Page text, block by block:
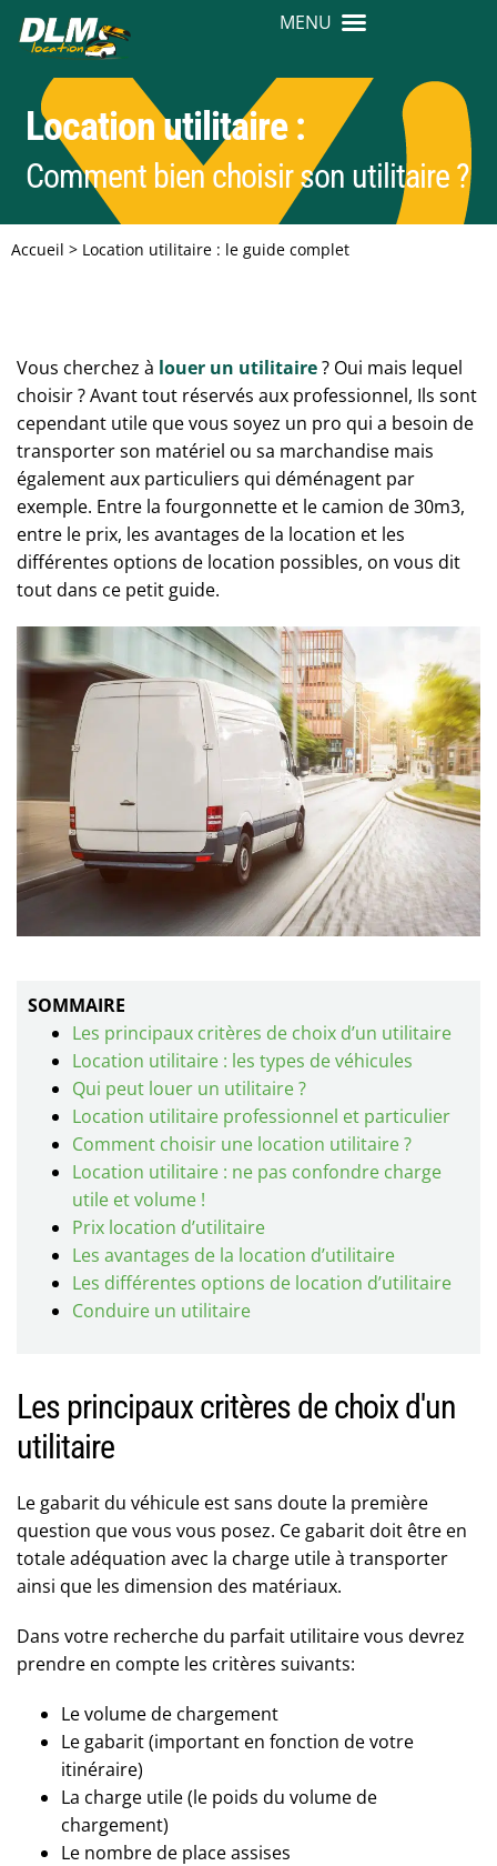
Location utilitaire :
Comment bien choisir son utilitaire ?
Accueil > Location utilitaire : le guide complet
Vous cherchez à louer un utilitaire? Oui mais lequel
choisir ? Avant tout réservés aux professionnel, Ils sont
cependant utile que vous soyez un pro qui a besoin de
transporter son matériel ou sa marchandise mais
également aux particuliers qui déménagent par
exemple. Entre la fourgonnette et le camion de 30m3,
entre le prix, les avantages de la location et les
différentes options de location possibles, on vous dit
tout dans ce petit guide.
SOMMAIRE
Les principaux critères de choix d’un utilitaire
Location utilitaire : les types de véhicules
Qui peut louer un utilitaire ?
Location utilitaire professionnel et particulier
Comment choisir une location utilitaire ?
Location utilitaire : ne pas confondre charge
utile et volume !
Prix location d’utilitaire
Les avantages de la location d’utilitaire
Les différentes options de location d’utilitaire
Conduire un utilitaire
Les principaux critères de choix d'un
utilitaire
Le gabarit du véhicule est sans doute la première
question que vous vous posez. Ce gabarit doit être en
totale adéquation avec la charge utile à transporter
ainsi que les dimension des matériaux.
Dans votre recherche du parfait utilitaire vous devrez
prendre en compte les critères suivants:
Le volume de chargement
Le gabarit (important en fonction de votre
itinéraire)
La charge utile (le poids du volume de
chargement)
Le nombre de place assises